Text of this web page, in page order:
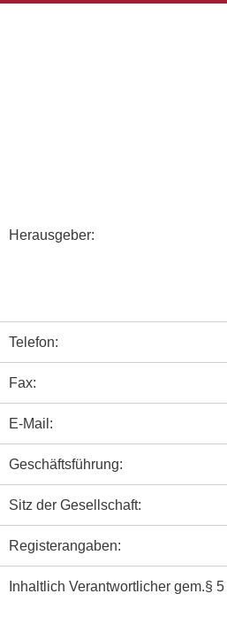
Herausgeber:
Telefon:
Fax:
E-Mail:
Geschäftsführung:
Sitz der Gesellschaft:
Registerangaben:
Inhaltlich Verantwortlicher gem.§